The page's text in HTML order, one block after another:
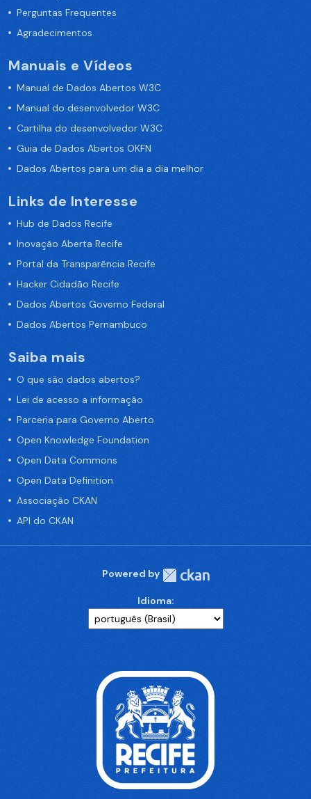
Perguntas Frequentes
Agradecimentos
Manuais e Vídeos
Manual de Dados Abertos W3C
Manual do desenvolvedor W3C
Cartilha do desenvolvedor W3C
Guia de Dados Abertos OKFN
Dados Abertos para um dia a dia melhor
Links de Interesse
Hub de Dados Recife
Inovação Aberta Recife
Portal da Transparência Recife
Hacker Cidadão Recife
Dados Abertos Governo Federal
Dados Abertos Pernambuco
Saiba mais
O que são dados abertos?
Lei de acesso a informação
Parceria para Governo Aberto
Open Knowledge Foundation
Open Data Commons
Open Data Definition
Associação CKAN
API do CKAN
Powered by
Idioma